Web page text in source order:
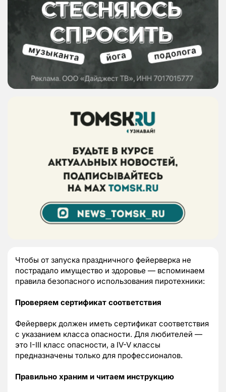
Чтобы от запуска праздничного фейерверка не
пострадало имущество и здоровье — вспоминаем
правила безопасного использования пиротехники:
Проверяем сертификат соответствия
Фейерверк должен иметь сертификат соответствия
с указанием класса опасности. Для любителей —
это I-III класс опасности, а IV-V классы
предназначены только для профессионалов.
Правильно храним и читаем инструкцию